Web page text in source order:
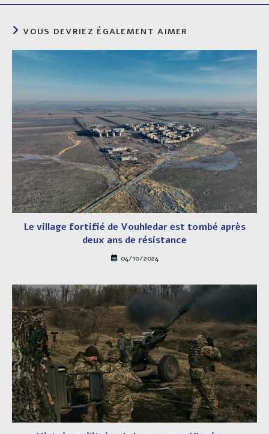
VOUS DEVRIEZ ÉGALEMENT AIMER
Le village fortifié de Vouhledar est tombé après
deux ans de résistance
04/10/2024